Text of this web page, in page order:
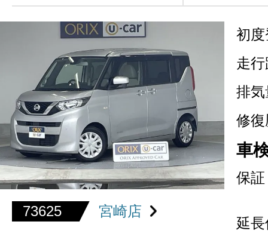
73625 宮崎店
初
走
排気
修復
車
保証
延